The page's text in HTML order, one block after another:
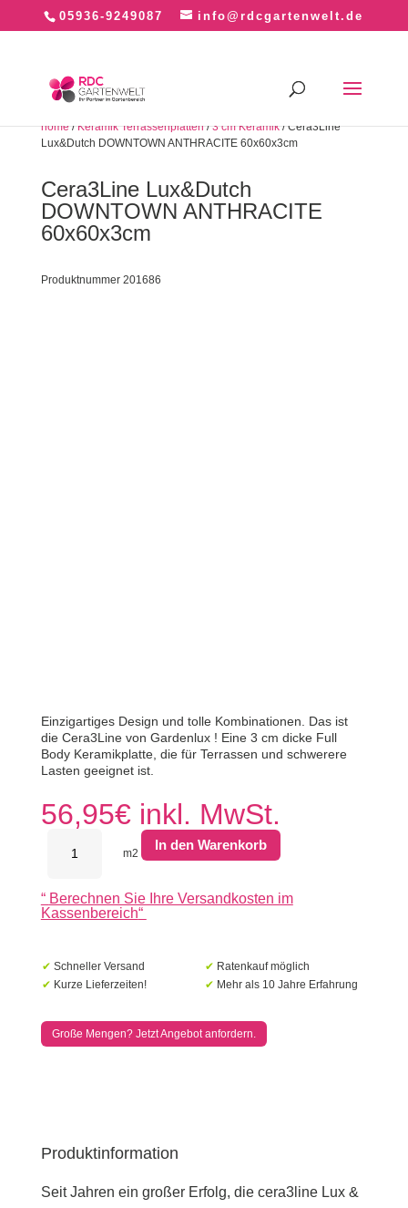
05936-9249087 info@rdcgartenwelt.de
home/Keramik Terrassenplatten/3 cm Keramik/ Cera3Line
Lux&Dutch DOWNTOWN ANTHRACITE 60x60x3cm
Cera3Line Lux&Dutch
DOWNTOWN ANTHRACITE
60x60x3cm
Produktnummer 201686
Einzigartiges Design und tolle Kombinationen. Das ist
die Cera3Line von Gardenlux ! Eine 3 cm dicke Full
Body Keramikplatte, die für Terrassen und schwerere
Lasten geeignet ist.
56,95€ inkl. MwSt.
Lux&Dutch
60x60x3cm
Menge
m2
In den Warenkorb
“ Berechnen Sie Ihre Versandkosten im
Kassenbereich“
✔ Schneller Versand ✔ Ratenkauf möglich
✔ Kurze Lieferzeiten! ✔ Mehr als 10 Jahre Erfahrung
Große Mengen? Jetzt Angebot anfordern.
Produktinformation
Seit Jahren ein großer Erfolg, die cera3line Lux &